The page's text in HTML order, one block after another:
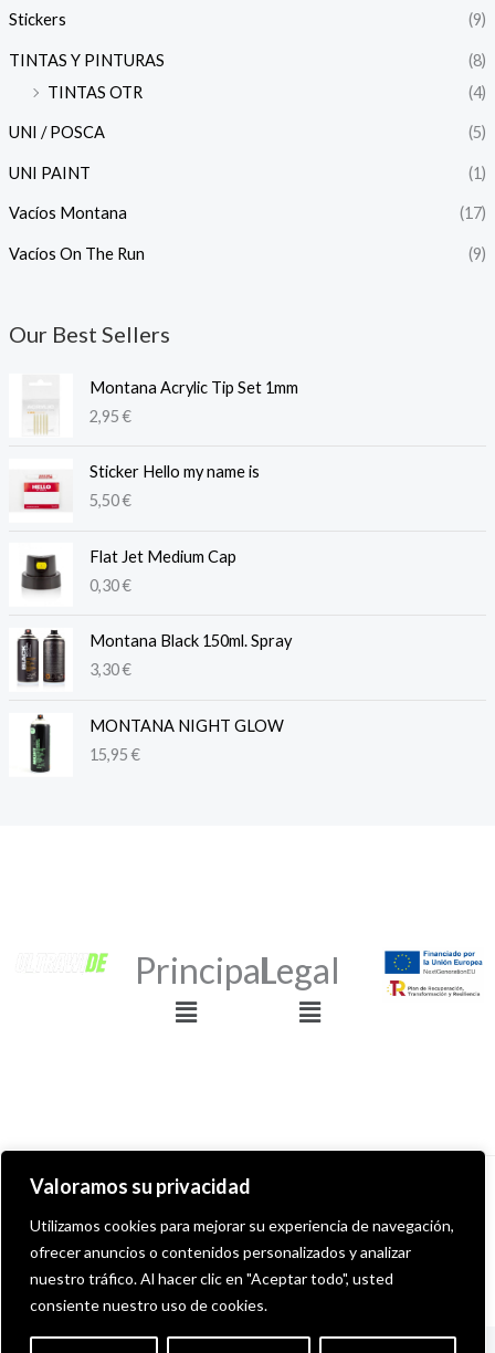
Valoramos su privacidad
Utilizamos cookies para mejorar su experiencia de navegación,
ofrecer anuncios o contenidos personalizados y analizar
nuestro tráfico. Al hacer clic en "Aceptar todo", usted
consiente nuestro uso de cookies.
Stickers (9)
TINTAS Y PINTURAS
(8)
TINTAS OTR
(4)
UNI / POSCA (5)
UNI PAINT (1)
Vacíos Montana (17)
Vacíos On The Run (9)
Our Best Sellers
Montana Acrylic Tip Set 1mm
2,95€
Sticker Hello my name is
5,50€
Flat Jet Medium Cap
0,30€
Montana Black 150ml. Spray
3,30€
MONTANA NIGHT GLOW
15,95€
Principal
Menu
Legal
Menu